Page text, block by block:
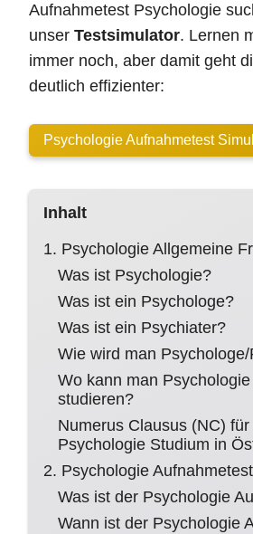
Aufnahmetest Psychologie
unser Testsimulator. Lernen
immer noch, aber damit geht
deutlich effizienter:
Psychologie Aufnahmetest
Inhalt
1. Psychologie Allgemeine
Was ist Psychologie?
Was ist ein Psychologe?
Was ist ein Psychiater?
Wie wird man
Wo kann man
studieren?
Numerus Clausus (NC) für
Psychologie Studium in
2. Psychologie
Was ist der Psychologie
Wann ist der Psychologie